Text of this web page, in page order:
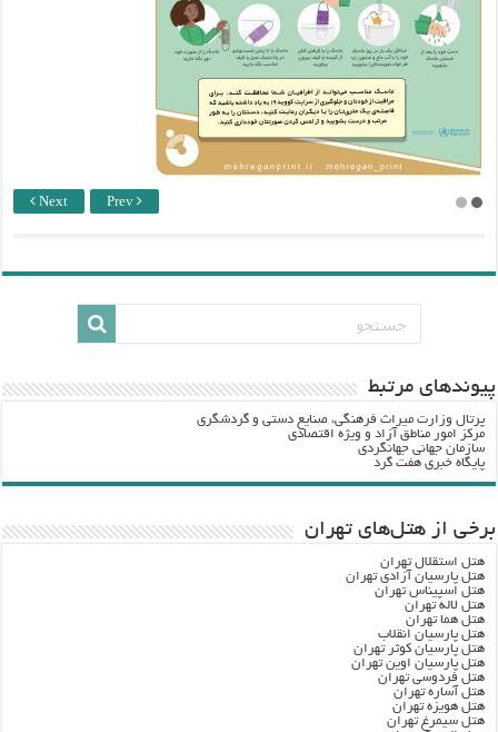
Next Prev
پيوندهاي مرتبط
پرتال وزارت ميراث فرهنگي، صنایع دستی و گردشگري
مرکز امور مناطق آزاد و ویژه اقتصادی
سازمان جهانی جهانگردی
پایگاه خبری هفت گرد
برخی از هتل‌های تهران
هتل استقلال تهران
هتل پارسیان آزادی تهران
هتل اسپیناس تهران
هتل لاله تهران
هتل هما تهران
هتل پارسیان انقلاب
هتل پارسیان کوثر تهران
هتل پارسیان اوین تهران
هتل فردوسی تهران
هتل آساره تهران
هتل هویزه تهران
هتل سیمرغ تهران